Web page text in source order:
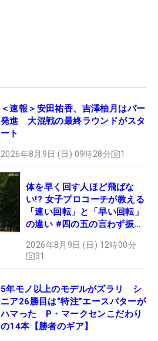
＜速報＞安田祐香、吉澤柚月はパー
発進 大混戦の最終ラウンドがスタ
ート
2026年8月9日 (日) 09時28分 1
体を早く回す人ほど飛ばな
い!? 女子プロコーチが教える
「速い回転」と「早い回転」
の違い #四の五の言わず振り
2026年8月9日 (日) 12時00分
31
5年モノ以上のモデルがズラリ シ
ニア26勝目は“特注”エースパターが
ハマった P・マークセンこだわり
の14本【勝者のギア】